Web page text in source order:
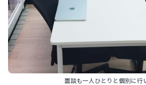
面談も一人ひとりと個別に行